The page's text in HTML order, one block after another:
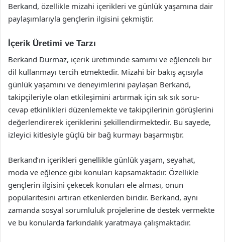
Berkand, özellikle mizahi içerikleri ve günlük yaşamına dair
paylaşımlarıyla gençlerin ilgisini çekmiştir.
İçerik Üretimi ve Tarzı
Berkand Durmaz, içerik üretiminde samimi ve eğlenceli bir
dil kullanmayı tercih etmektedir. Mizahi bir bakış açısıyla
günlük yaşamını ve deneyimlerini paylaşan Berkand,
takipçileriyle olan etkileşimini artırmak için sık sık soru-
cevap etkinlikleri düzenlemekte ve takipçilerinin görüşlerini
değerlendirerek içeriklerini şekillendirmektedir. Bu sayede,
izleyici kitlesiyle güçlü bir bağ kurmayı başarmıştır.
Berkand’ın içerikleri genellikle günlük yaşam, seyahat,
moda ve eğlence gibi konuları kapsamaktadır. Özellikle
gençlerin ilgisini çekecek konuları ele alması, onun
popülaritesini artıran etkenlerden biridir. Berkand, aynı
zamanda sosyal sorumluluk projelerine de destek vermekte
ve bu konularda farkındalık yaratmaya çalışmaktadır.